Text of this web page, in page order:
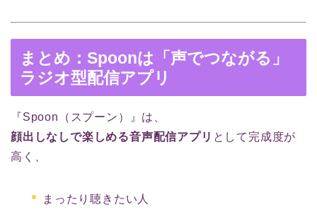
まとめ：Spoonは「声でつながる」
ラジオ型配信アプリ
『Spoon（スプーン）』は、
顔出しなしで楽しめる音声配信アプリ として完成度が
高く、
まったり聴きたい人